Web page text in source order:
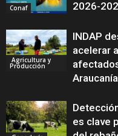
Conaf
2026-
Agricultura y
Producción
INDAP
acelerar
es clave